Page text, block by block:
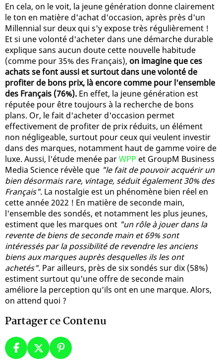
En cela, on le voit, la jeune génération donne clairement
le ton en matière d'achat d'occasion, après près d'un
Millennial sur deux qui s'y expose très régulièrement !
Et si une volonté d'acheter dans une démarche durable
explique sans aucun doute cette nouvelle habitude
(comme pour 35% des Français), on imagine que ces
achats se font aussi et surtout dans une volonté de
profiter de bons prix, là encore comme pour l'ensemble
des Français (76%). En effet, la jeune génération est
réputée pour être toujours à la recherche de bons
plans. Or, le fait d'acheter d'occasion permet
effectivement de profiter de prix réduits, un élément
non négligeable, surtout pour ceux qui veulent investir
dans des marques, notamment haut de gamme voire de
luxe. Aussi, l'étude menée parWPP et GroupM Business
Media Science révèle que "le fait de pouvoir acquérir un
bien désormais rare, vintage, séduit également 30% des
Français". La nostalgie est un phénomène bien réel en
cette année 2022 ! En matière de seconde main,
l'ensemble des sondés, et notamment les plus jeunes,
estiment que les marques ont "un rôle à jouer dans la
revente de biens de seconde main et 69% sont
intéressés par la possibilité de revendre les anciens
biens aux marques auprès desquelles ils les ont
achetés". Par ailleurs, près de six sondés sur dix (58%)
estiment surtout qu'une offre de seconde main
améliore la perception qu’ils ont en une marque. Alors,
on attend quoi ?
Partager ce Contenu